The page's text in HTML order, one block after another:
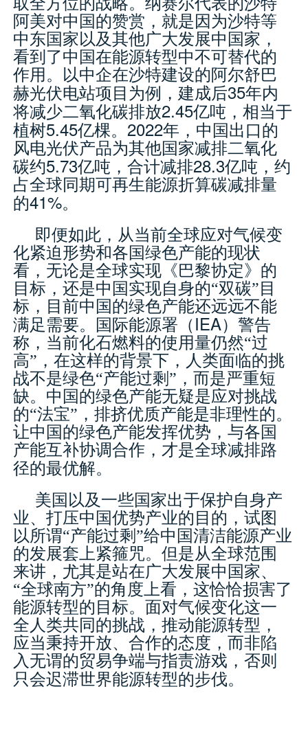
取全方位的战略。纳赛尔代表的沙特
阿美对中国的赞赏，就是因为沙特等
中东国家以及其他广大发展中国家，
看到了中国在能源转型中不可替代的
作用。以中企在沙特建设的阿尔舒巴
赫光伏电站项目为例，建成后35年内
将减少二氧化碳排放2.45亿吨，相当于
植树5.45亿棵。 2022年，中国出口的
风电光伏产品为其他国家减排二氧化
碳约5.73亿吨，合计减排28.3亿吨，约
占全球同期可再生能源折算碳减排量
的41%。
即便如此，从当前全球应对气候变
化紧迫形势和各国绿色产能的现状
看，无论是全球实现《巴黎协定》的
目标，还是中国实现自身的“双碳”目
标，目前中国的绿色产能还远远不能
满足需要。国际能源署（IEA）警告
称，当前化石燃料的使用量仍然“过
高”，在这样的背景下，人类面临的挑
战不是绿色“产能过剩”，而是严重短
缺。中国的绿色产能无疑是应对挑战
的“法宝”，排挤优质产能是非理性的。
让中国的绿色产能发挥优势，与各国
产能互补协调合作，才是全球减排路
径的最优解。
美国以及一些国家出于保护自身产
业、打压中国优势产业的目的，试图
以所谓“产能过剩”给中国清洁能源产业
的发展套上紧箍咒。但是从全球范围
来讲，尤其是站在广大发展中国家、
“全球南方”的角度上看，这恰恰损害了
能源转型的目标。面对气候变化这一
全人类共同的挑战，推动能源转型，
应当秉持开放、合作的态度，而非陷
入无谓的贸易争端与指责游戏，否则
只会迟滞世界能源转型的步伐。